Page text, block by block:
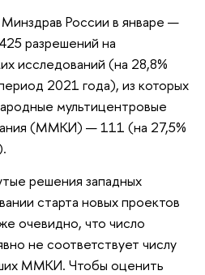
России в январе —
разрешений на
исследований (на 28,8%
2021 года), из которых
мультицентровые
(ММКИ) — 111 (на 27,5%
решения западных
старта новых проектов
очевидно, что число
не соответствует числу
ММКИ. Чтобы оценить